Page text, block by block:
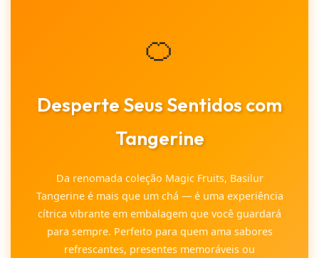
🍊
Desperte Seus Sentidos com
Tangerine
Da renomada coleção Magic Fruits, Basilur
Tangerine é mais que um chá — é uma experiência
cítrica vibrante em embalagem que você guardará
para sempre. Perfeito para quem ama sabores
refrescantes, presentes memoráveis ou